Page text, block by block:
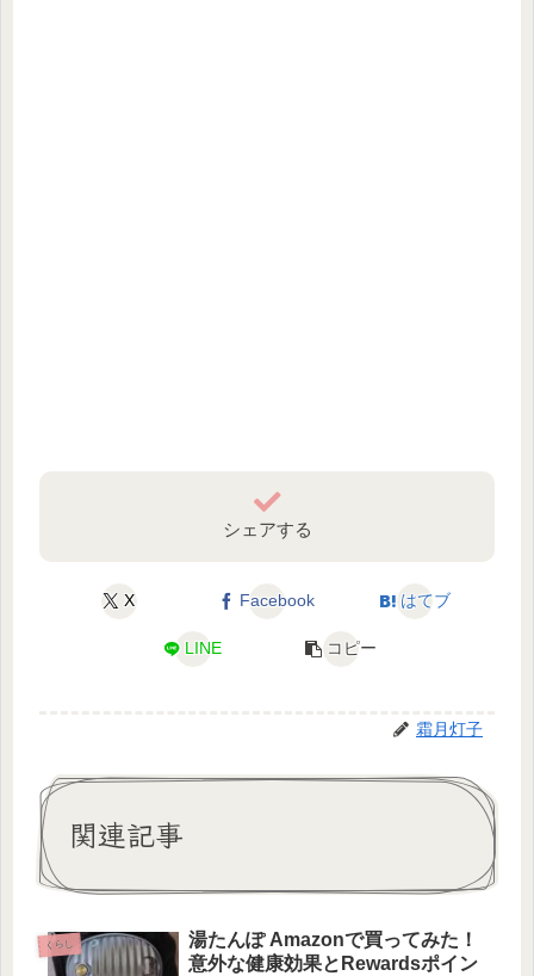
シェアする
X Facebook はてブ
LINE コピー
霜月灯子
関連記事
くらし
湯たんぽ Amazonで買ってみた！
意外な健康効果とRewardsポイン